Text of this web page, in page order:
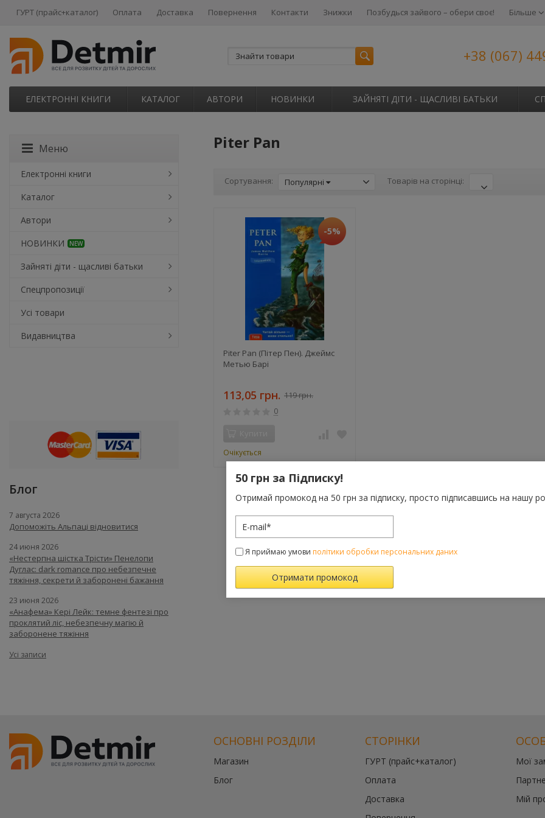
ГУРТ (прайс+каталог) Оплата Доставка Повернення Контакти Знижки Позбудься зайвого – обери своє! Більше
+38 (067)
ЕЛЕКТРОННІ КНИГИ КАТАЛОГ АВТОРИ НОВИНКИ ЗАЙНЯТІ ДІТИ - ЩАСЛИВІ БАТЬКИ
Piter Pan
Сортування: Популярні Товарів на сторінці:
-5%
Piter Pan (Пітер Пен). Джеймс
Метью Барі
113,05 грн. 119 грн.
0
Очікується
Меню
Електронні книги
Каталог
Автори
НОВИНКИ
NEW
Зайняті діти - щасливі батьки
Спецпропозиції
Усі товари
Видавництва
Блог
7 августа 2026
Допоможіть Альпаці відновитися
24 июня 2026
«Нестерпна шістка Трісти» Пенелопи
Дуглас: dark romance про небезпечне
тяжіння, секрети й заборонені бажання
23 июня 2026
«Анафема» Кері Лейк: темне фентезі про
проклятий ліс, небезпечну магію й
заборонене тяжіння
Усі записи
ОСНОВНІ РОЗДІЛИ
Магазин
Блог
СТОРІНКИ
ГУРТ (прайс+каталог)
Оплата
Доставка
Мої
Мій
50 грн за Підписку!
Отримай промокод на 50 грн за підписку, просто підписавшись на нашу
Я приймаю умови політики обробки персональних даних